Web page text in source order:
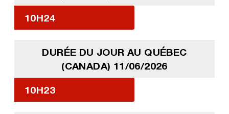
10H24
DURÉE DU JOUR AU QUÉBEC
(CANADA) 11/06/2026
10H23